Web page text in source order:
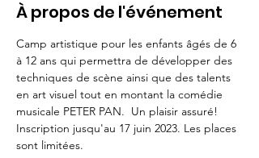
À propos de l'événement
Camp artistique pour les enfants âgés de 6
à 12 ans qui permettra de développer des
techniques de scène ainsi que des talents
en art visuel tout en montant la comédie
musicale PETER PAN.  Un plaisir assuré!
Inscription jusqu'au 17 juin 2023. Les places
sont limitées.